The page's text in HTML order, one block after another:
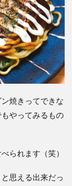
焼きってできな
やってみるもの
られます（笑）
思える出来だっ